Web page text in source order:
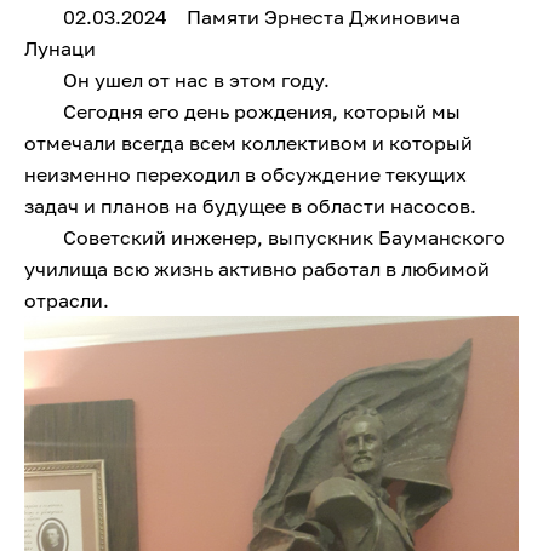
02.03.2024 Памяти Эрнеста Джиновича
Лунаци
Он ушел от нас в этом году.
Сегодня его день рождения, который мы
отмечали всегда всем коллективом и который
неизменно переходил в обсуждение текущих
задач и планов на будущее в области насосов.
Советский инженер, выпускник Бауманского
училища всю жизнь активно работал в любимой
отрасли.